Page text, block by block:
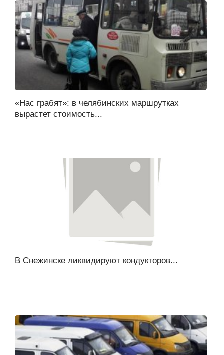
«Нас грабят»: в челябинских маршрутках
вырастет стоимость...
В Снежинске ликвидируют кондукторов...